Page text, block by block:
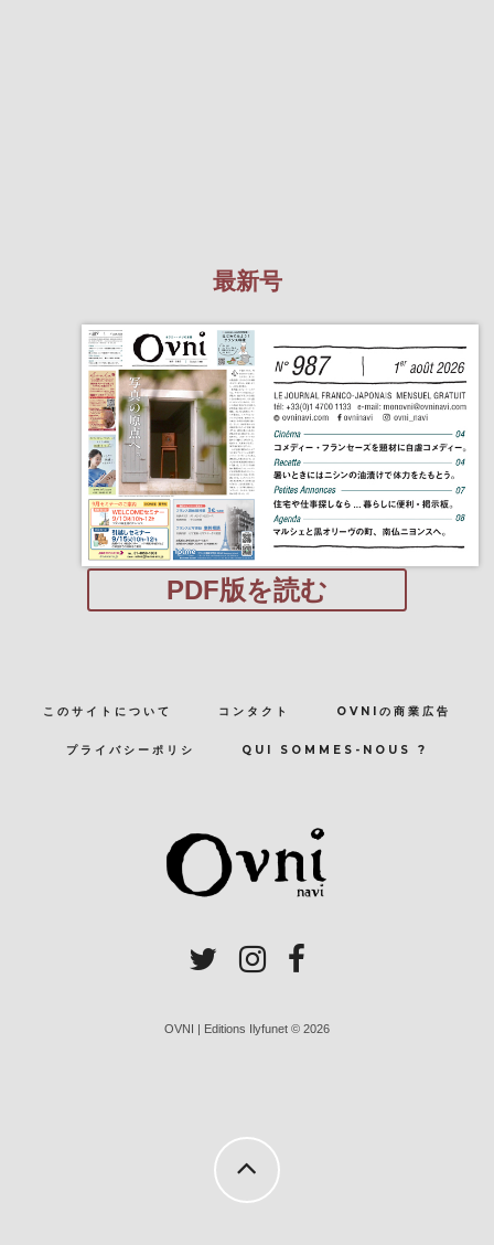
最新号
PDF版を読む
このサイトについて コンタクト OVNIの商業広告
プライバシーポリシ QUI SOMMES-NOUS ?
OVNI | Editions Ilyfunet © 2026